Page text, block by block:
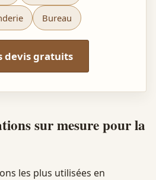
Bureau
devis gratuits
sur mesure pour la
les plus utilisées en